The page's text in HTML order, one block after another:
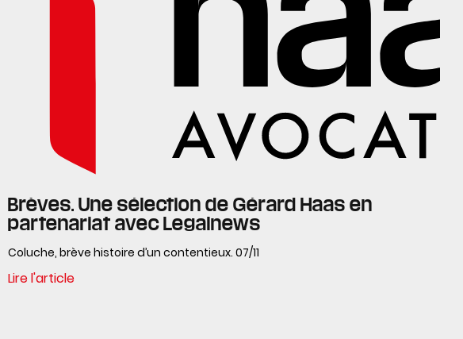
Brèves. Une sélection de Gérard Haas en
partenariat avec Legalnews
Coluche, brève histoire d’un contentieux. 07/11
Lire l'article